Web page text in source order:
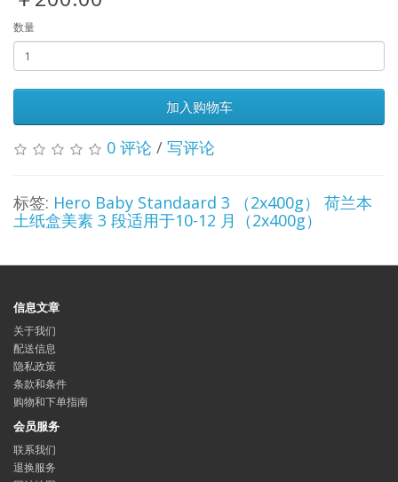
数量
加入购物车
0 评论 / 写评论
标签: Hero Baby Standaard 3 （2x400g） 荷兰本
土纸盒美素 3 段适用于10-12 月（2x400g）
信息文章
关于我们
配送信息
隐私政策
条款和条件
购物和下单指南
会员服务
联系我们
退换服务